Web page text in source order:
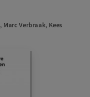
, Marc Verbraak, Kees